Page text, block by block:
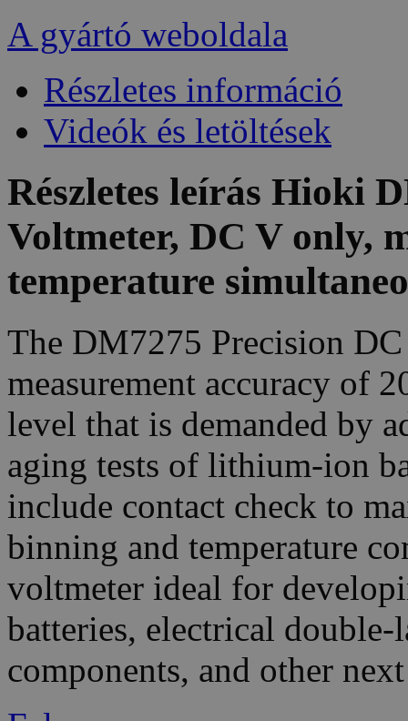
A gyártó weboldala
Részletes információ
Videók és letöltések
Részletes leírás Hioki
Voltmeter, DC V only,
temperature
The DM7275 Precision
measurement accuracy of
level that is demanded by
aging tests of lithium-ion
include contact check to
binning and temperature
voltmeter ideal for
batteries, electrical
components, and other